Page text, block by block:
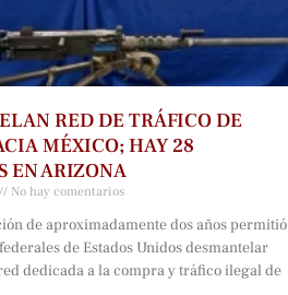
RED DE TRÁFICO DE
MÉXICO; HAY 28
EN ARIZONA
No hay comentarios
de aproximadamente dos años permitió
de Estados Unidos desmantelar
dedicada a la compra y tráfico ilegal de